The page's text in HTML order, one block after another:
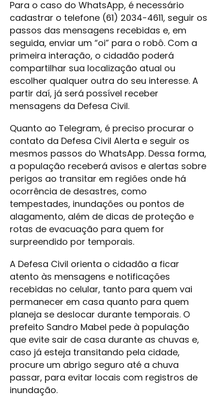
Para o caso do WhatsApp, é necessário
cadastrar o telefone (61) 2034-4611, seguir os
passos das mensagens recebidas e, em
seguida, enviar um “oi” para o robô. Com a
primeira interação, o cidadão poderá
compartilhar sua localização atual ou
escolher qualquer outra do seu interesse. A
partir daí, já será possível receber
mensagens da Defesa Civil.
Quanto ao Telegram, é preciso procurar o
contato da Defesa Civil Alerta e seguir os
mesmos passos do WhatsApp. Dessa forma,
a população receberá avisos e alertas sobre
perigos ao transitar em regiões onde há
ocorrência de desastres, como
tempestades, inundações ou pontos de
alagamento, além de dicas de proteção e
rotas de evacuação para quem for
surpreendido por temporais.
A Defesa Civil orienta o cidadão a ficar
atento às mensagens e notificações
recebidas no celular, tanto para quem vai
permanecer em casa quanto para quem
planeja se deslocar durante temporais. O
prefeito Sandro Mabel pede à população
que evite sair de casa durante as chuvas e,
caso já esteja transitando pela cidade,
procure um abrigo seguro até a chuva
passar, para evitar locais com registros de
inundação.